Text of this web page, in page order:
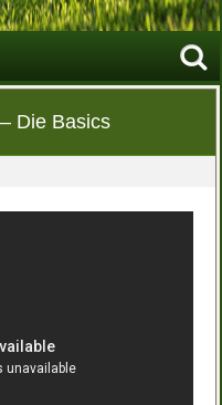
Die Basics